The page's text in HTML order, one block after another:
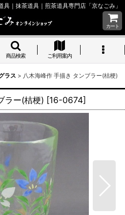
｜抹茶道具｜煎茶道具専門店「京なごみ」
カート
商品検索 ご利用案内
ラス > 八木海峰作 手描き タンブラー(桔梗)
ラー(桔梗) [16-0674]